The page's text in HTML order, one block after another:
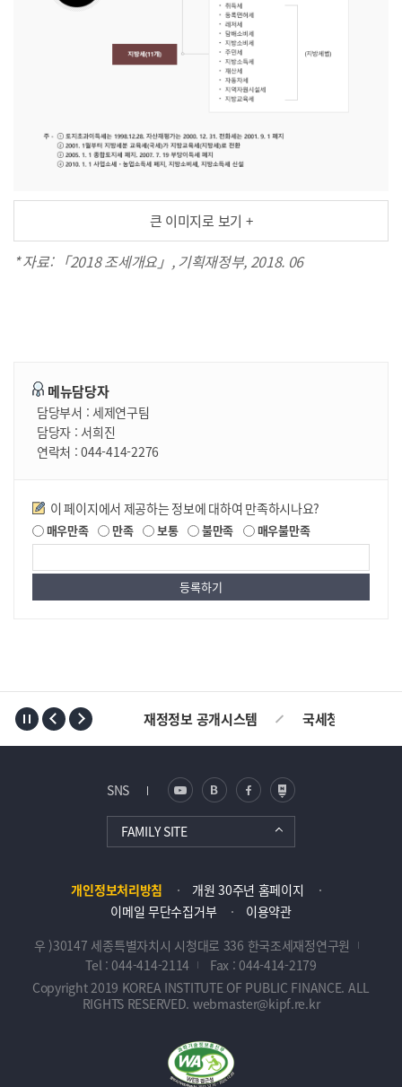
큰 이미지로 보기 +
* 자료: 「2018 조세개요」, 기획재정부, 2018. 06
메뉴담당자
담당부서 : 세제연구팀
담당자 : 서희진
연락처 :044-414-2276
만족도조사
이 페이지에서 제공하는 정보에 대하여 만족하시나요?
매우만족 만족 보통 불만족 매우불만족
재정정보 공개시스템 국세청
SNS
FAMILY SITE
개인정보처리방침
개원 30주년 홈페이지
이메일 무단수집거부
이용약관
우 )30147 세종특별자치시 시청대로 336 한국조세재정연구원
Tel : 044-414-2114
Fax : 044-414-2179
Copyright 2019 KOREA INSTITUTE OF PUBLIC FINANCE. ALL
RIGHTS RESERVED. webmaster@kipf.re.kr